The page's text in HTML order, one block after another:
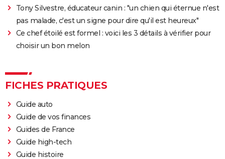
Tony Silvestre, éducateur canin : "un chien qui éternue n'est
pas malade, c'est un signe pour dire qu'il est heureux"
Ce chef étoilé est formel : voici les 3 détails à vérifier pour
choisir un bon melon
FICHES PRATIQUES
Guide auto
Guide de vos finances
Guides de France
Guide high-tech
Guide histoire